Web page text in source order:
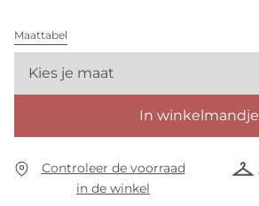
Maattabel
Kies je maat
In winkelmandje
Controleer de voorraad
in de winkel